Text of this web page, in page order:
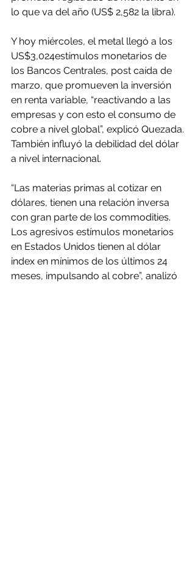
lo que va del año (US$ 2,582 la libra).
Y hoy miércoles, el metal llegó a los
US$3,024estímulos monetarios de
los Bancos Centrales, post caída de
marzo, que promueven la inversión
en renta variable, “reactivando a las
empresas y con esto el consumo de
cobre a nivel global”, explicó Quezada.
También influyó la debilidad del dólar
a nivel internacional.
“Las materias primas al cotizar en
dólares, tienen una relación inversa
con gran parte de los commodities.
Los agresivos estímulos monetarios
en Estados Unidos tienen al dólar
index en mínimos de los últimos 24
meses, impulsando al cobre”, analizó